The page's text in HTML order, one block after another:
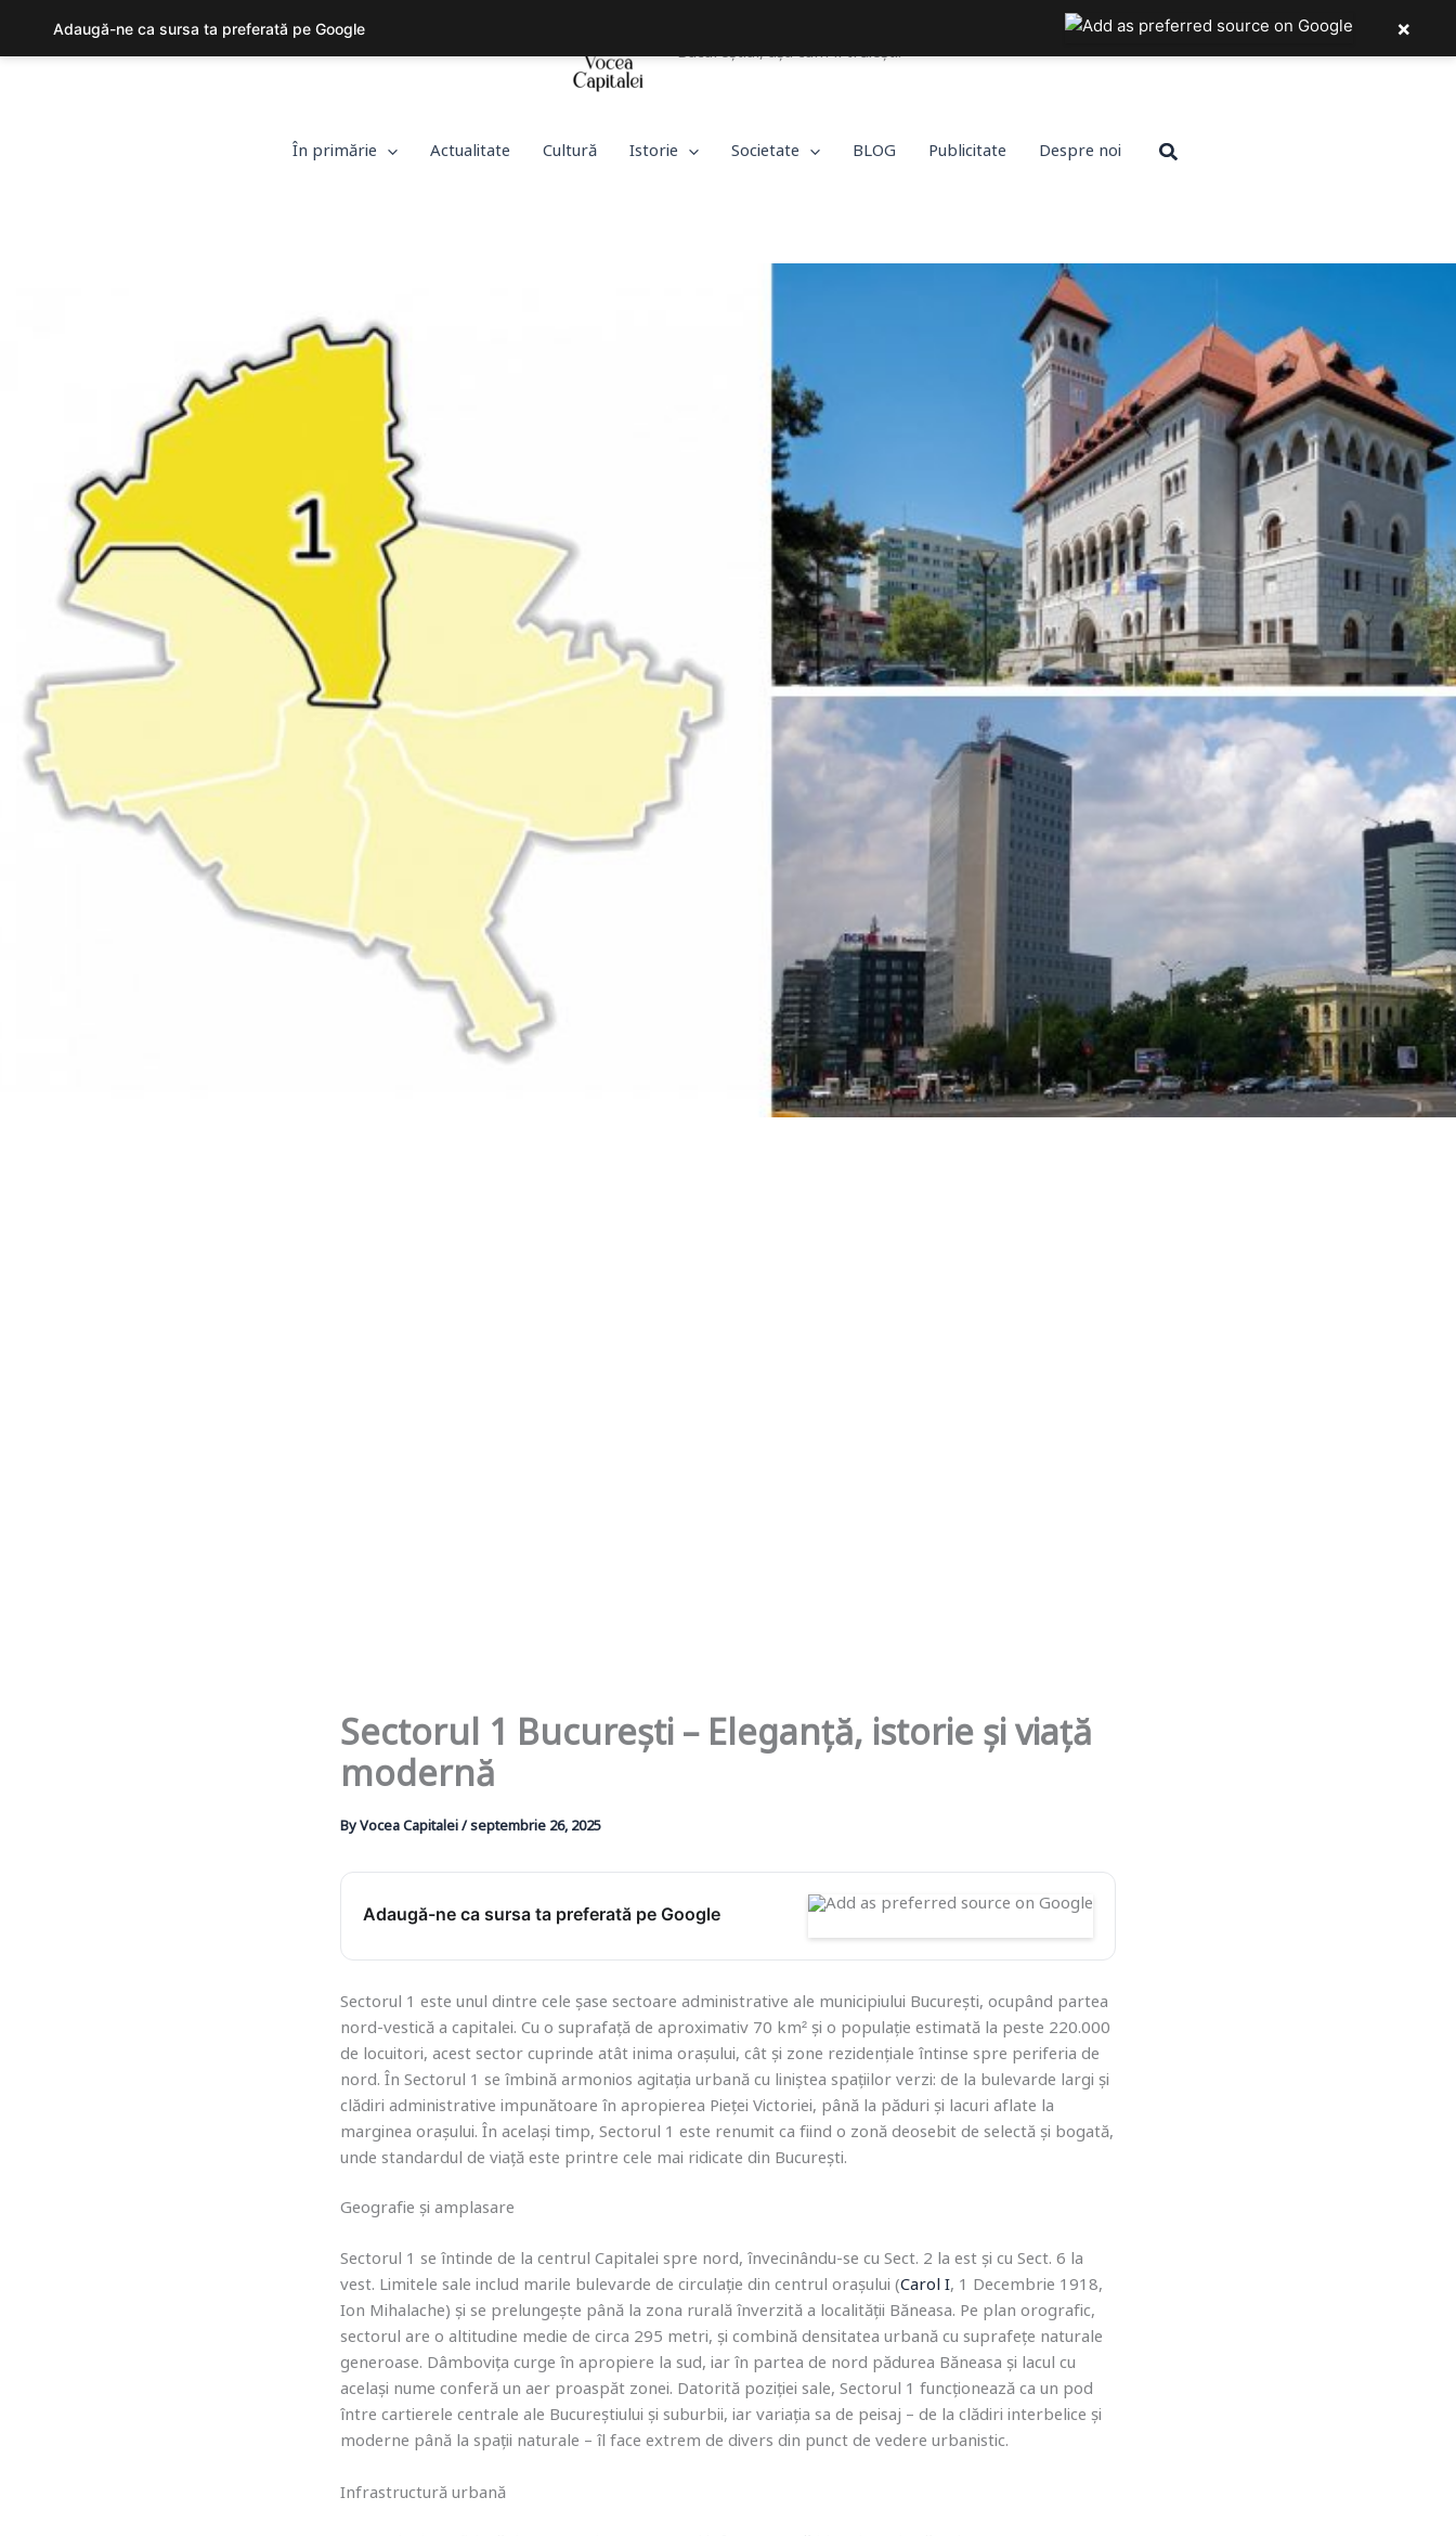
content
Bucureștiul, așa cum îl trăiești!
În primărie Actualitate Cultură Istorie Societate BLOG Publicitate Despre noi Search
Sectorul 1 București – Eleganță, istorie și viață
modernă
ByVocea Capitalei/septembrie 26, 2025
Adaugă-ne ca sursa ta preferată pe Google
Sectorul 1 este unul dintre cele șase sectoare administrative ale municipiului București, ocupând partea
nord-vestică a capitalei. Cu o suprafață de aproximativ 70 km² și o populație estimată la peste 220.000
de locuitori, acest sector cuprinde atât inima orașului, cât și zone rezidențiale întinse spre periferia de
nord. În Sectorul 1 se îmbină armonios agitația urbană cu liniștea spațiilor verzi: de la bulevarde largi și
clădiri administrative impunătoare în apropierea Pieței Victoriei, până la păduri și lacuri aflate la
marginea orașului. În același timp, Sectorul 1 este renumit ca fiind o zonă deosebit de selectă și bogată,
unde standardul de viață este printre cele mai ridicate din București.
Geografie și amplasare
Sectorul 1 se întinde de la centrul Capitalei spre nord, învecinându-se cu Sect. 2 la est și cu Sect. 6 la
vest. Limitele sale includ marile bulevarde de circulație din centrul orașului (Carol I, 1 Decembrie 1918,
Ion Mihalache) și se prelungește până la zona rurală înverzită a localității Băneasa. Pe plan orografic,
sectorul are o altitudine medie de circa 295 metri, și combină densitatea urbană cu suprafețe naturale
generoase. Dâmbovița curge în apropiere la sud, iar în partea de nord pădurea Băneasa și lacul cu
același nume conferă un aer proaspăt zonei. Datorită poziției sale, Sectorul 1 funcționează ca un pod
între cartierele centrale ale Bucureștiului și suburbii, iar variația sa de peisaj – de la clădiri interbelice și
moderne până la spații naturale – îl face extrem de divers din punct de vedere urbanistic.
Infrastructură urbană
Adaugă-ne ca sursa ta preferată pe Google ×